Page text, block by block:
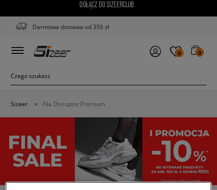
DOŁĄCZ DO SIZEERCLUB
Darmowa dostawa od 350 zł
0 0
Sizeer > Fila Disruptor Premium